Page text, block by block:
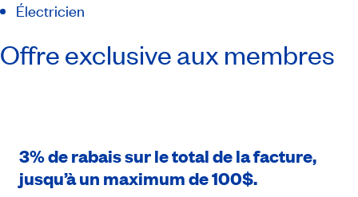
Électricien
Offre exclusive aux membres
3% de rabais sur le total de la facture,
jusqu’à un maximum de 100$.